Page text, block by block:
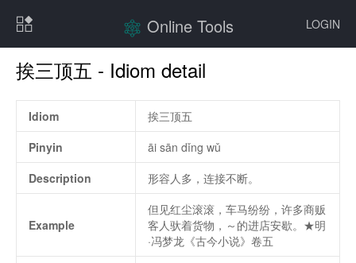
LOGIN
Online Tools
挨三顶五 - Idiom detail
Idiom
挨三顶五
Pinyin
āi sān dǐng wǔ
Description
形容人多，连接不断。
Example
但见红尘滚滚，车马纷纷，许多商贩
客人驮着货物，～的进店安歇。★明
·冯梦龙《古今小说》卷五